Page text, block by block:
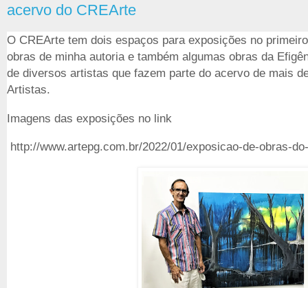
acervo do CREArte
O CREArte tem dois espaços para exposições no
obras de minha autoria e também algumas obras da
de diversos artistas que fazem parte do acervo de mais
Artistas.
Imagens das exposições no link
http://www.artepg.com.br/2022/01/exposicao-de-obras-